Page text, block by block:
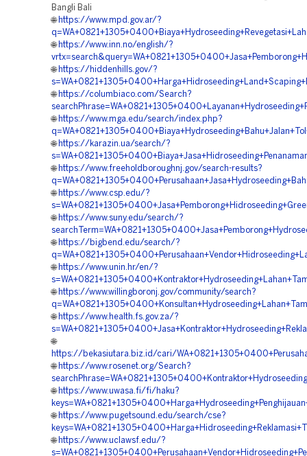
Bangli Bali
🌐 https://www.mpd.gov.ar/?
🌐 https://www.inn.no/english/?
🌐 https://hiddenhills.gov/?
🌐 https://columbiaco.com/Search?
🌐 https://www.mga.edu/search/index.php?
🌐 https://karazin.ua/search/?
🌐 https://www.freeholdboroughnj.gov/search-results?
🌐 https://www.csp.edu/?
🌐 https://www.suny.edu/search/?
🌐 https://bigbend.edu/search/?
🌐 https://www.unin.hr/en/?
🌐 https://www.willingboronj.gov/community/search?
🌐 https://www.health.fs.gov.za/?
🌐
https://bekasiutara.biz.id/cari/
🌐 https://www.rosenet.org/Search?
🌐 https://www.uwasa.fi/fi/haku?
🌐 https://www.pugetsound.edu/search/cse?
🌐 https://www.uclawsf.edu/?